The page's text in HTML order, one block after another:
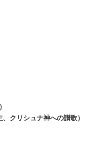
クリシュナ神への讃歌）